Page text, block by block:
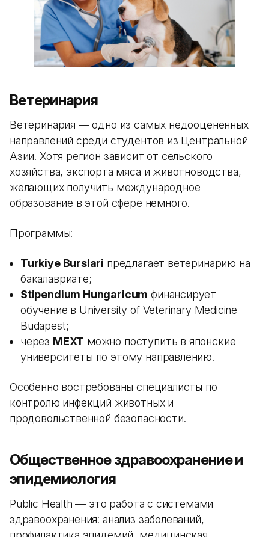
Ветеринария
Ветеринария — одно из самых недооцененных
направлений среди студентов из Центральной
Азии. Хотя регион зависит от сельского
хозяйства, экспорта мяса и животноводства,
желающих получить международное
образование в этой сфере немного.
Программы:
Turkiye Burslari предлагает ветеринарию на
бакалавриате;
Stipendium Hungaricum финансирует
обучение в University of Veterinary Medicine
Budapest;
через MEXT можно поступить в японские
университеты по этому направлению.
Особенно востребованы специалисты по
контролю инфекций животных и
продовольственной безопасности.
Общественное здравоохранение и
эпидемиология
Public Health — это работа с системами
здравоохранения: анализ заболеваний,